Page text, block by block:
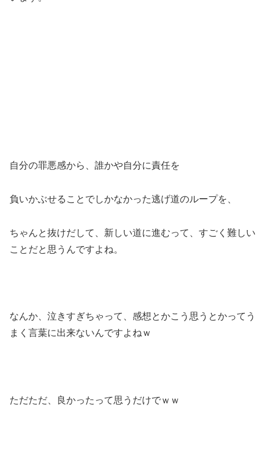
自分の罪悪感から、誰かや自分に責任を
負いかぶせることでしかなかった逃げ道のループを、
ちゃんと抜けだして、新しい道に進むって、すごく難しい
ことだと思うんですよね。
なんか、泣きすぎちゃって、感想とかこう思うとかってう
まく言葉に出来ないんですよねｗ
ただただ、良かったって思うだけでｗｗ